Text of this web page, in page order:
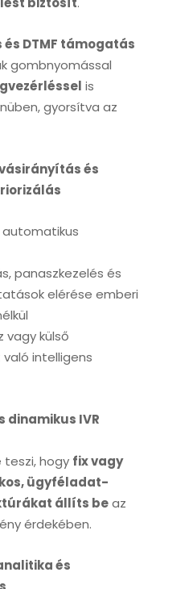
DTMF támogatás
gombnyomással
is
gyorsítva az
és
panaszkezelés és
elérése emberi
vagy külső
intelligens
dinamikus IVR
teszi, hogy fix vagy
ügyféladat-
állíts beaz
érdekében.
és